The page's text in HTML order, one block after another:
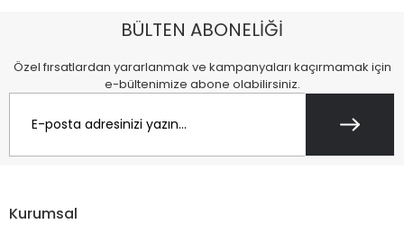
BÜLTEN ABONELİĞİ
Özel fırsatlardan yararlanmak ve kampanyaları kaçırmamak için
e-bültenimize abone olabilirsiniz.
Kurumsal